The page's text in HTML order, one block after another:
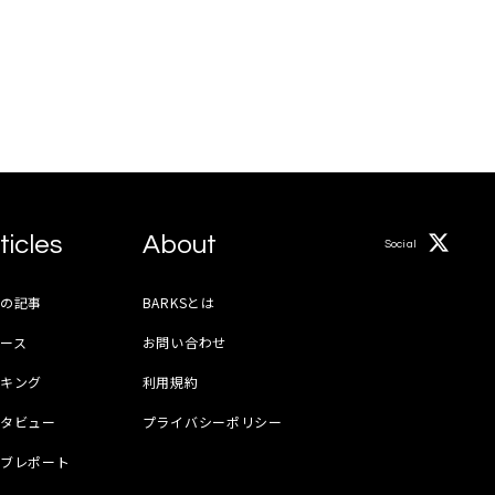
記事
ス
ング
ビュー
レポート
About
BARKSとは
お問い合わせ
利用規約
プライバシーポリシー
Social